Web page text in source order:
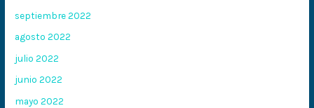
septiembre 2022
agosto 2022
julio 2022
junio 2022
mayo 2022